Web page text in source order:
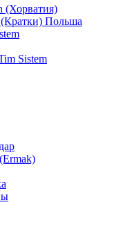
(Хорватия)
Польша
Sistem